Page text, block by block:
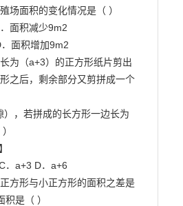
场面积的变化情况是（ ）
面积减少9m2
面积增加9m2
为（a+3）的正方形纸片剪出
之后，剩余部分又剪拼成一个
），若拼成的长方形一边长为
．a+3 D．a+6
方形与小正方形的面积之差是
是（ ）